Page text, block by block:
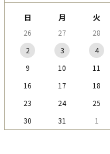
日 月 火
26 27 28
2
3 4
9
10 11
16
17 18
23
24 25
30
31 1